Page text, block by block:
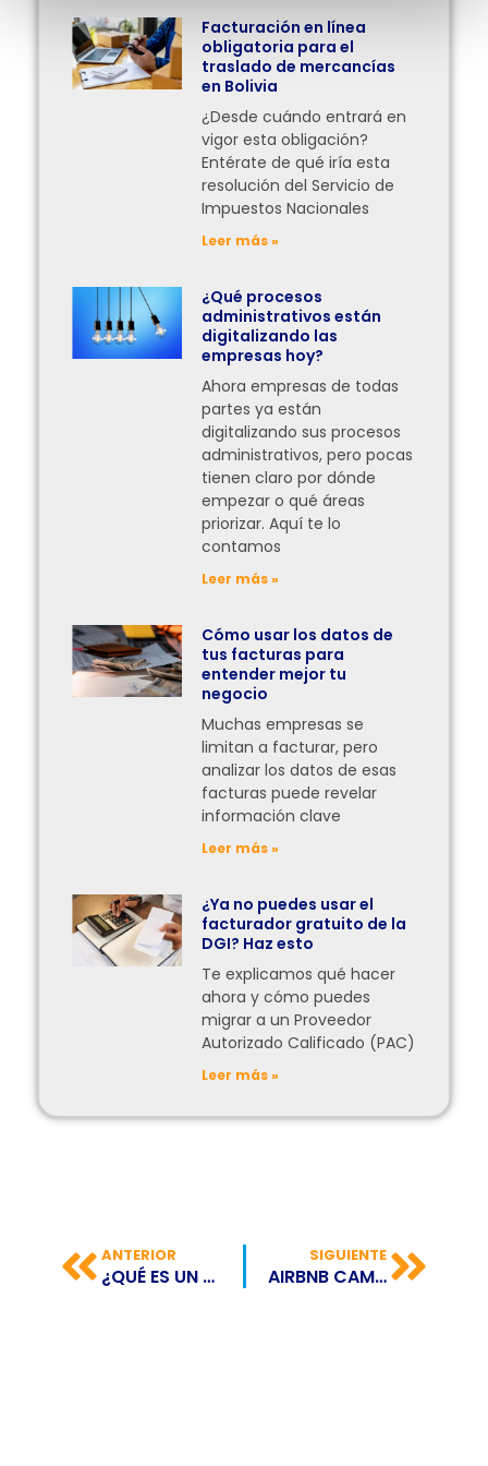
Facturación en línea
obligatoria para el
traslado de mercancías
en Bolivia
¿Desde cuándo entrará en
vigor esta obligación?
Entérate de qué iría esta
resolución del Servicio de
Impuestos Nacionales
Leer más »
¿Qué procesos
administrativos están
digitalizando las
empresas hoy?
Ahora empresas de todas
partes ya están
digitalizando sus procesos
administrativos, pero pocas
tienen claro por dónde
empezar o qué áreas
priorizar. Aquí te lo
contamos
Leer más »
Cómo usar los datos de
tus facturas para
entender mejor tu
negocio
Muchas empresas se
limitan a facturar, pero
analizar los datos de esas
facturas puede revelar
información clave
Leer más »
¿Ya no puedes usar el
facturador gratuito de la
DGI? Haz esto
Te explicamos qué hacer
ahora y cómo puedes
migrar a un Proveedor
Autorizado Calificado (PAC)
Leer más »
ANTERIOR
¿QUÉ ES UN ADD-ON?
SIGUIENTE
AIRBNB CAMBIA SU PLATAFORMA PARA ELEGIR DESTINOS